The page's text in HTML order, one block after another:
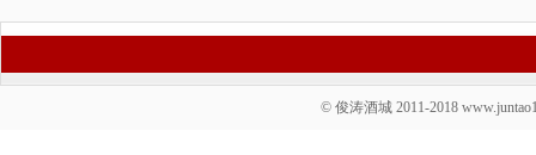
© 俊涛酒城 2011-2018